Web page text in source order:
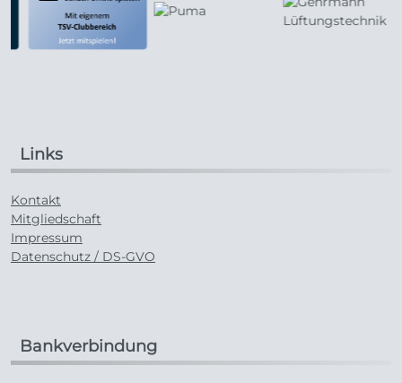
Links
Kontakt
Mitgliedschaft
Impressum
Datenschutz / DS-GVO
Bankverbindung